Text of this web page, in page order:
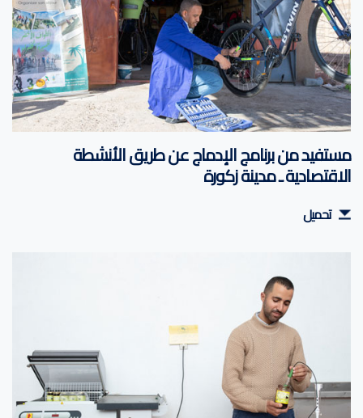
مستفيد من برنامج الإدماج عن طريق الأنشطة
الاقتصادية ـ مدينة زكورة
تحميل